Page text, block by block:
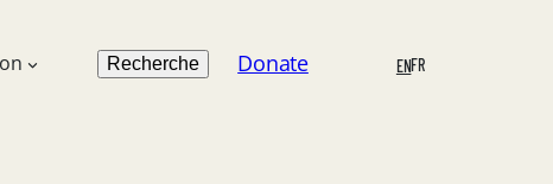
Search
Recherche Donate ENFR